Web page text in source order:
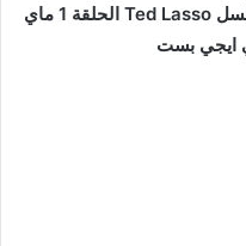
مباشرة اون لاين وتحميل مباشر مسلسل Ted Lasso الحلقة 1 ماي
ايجي بست